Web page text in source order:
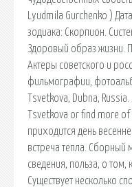
Lyudmila Gurchenko )
зодиака: Скорпион.
Здоровый образ жизни.
Актеры советского и
фильмографии,
Tsvetkova, Dubna,
Tsvetkova or find more
приходится день
встреча тепла. Сборный
сведения, польза, о том,
Существует несколько